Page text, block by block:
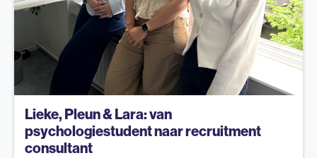
Lieke, Pleun & Lara: van
psychologiestudent naar recruitment
consultant